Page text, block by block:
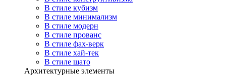
В стиле кубизм
В стиле минимализм
В стиле модерн
В стиле прованс
В стиле фах-верк
В стиле хай-тек
В стиле шато
Архитектурные элементы